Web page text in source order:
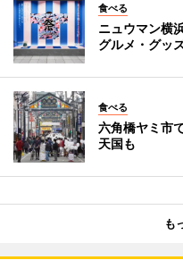
食べる
ニュウマン横
グルメ・グッ
食べる
六角橋ヤミ市
天国も
も